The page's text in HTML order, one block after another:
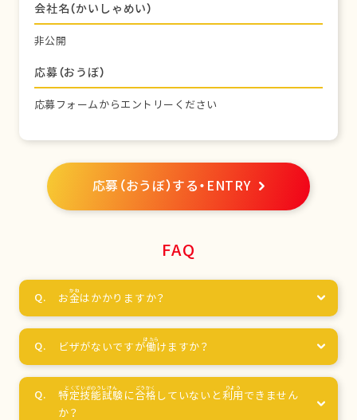
会社名（かいしゃめい）
非公開
応募（おうぼ）
応募フォームからエントリーください
応募（おうぼ）する・ENTRY
FAQ
お金はかかりますか？
ビザがないですが働けますか？
特定技能試験に合格 していないと利用 できません
か？